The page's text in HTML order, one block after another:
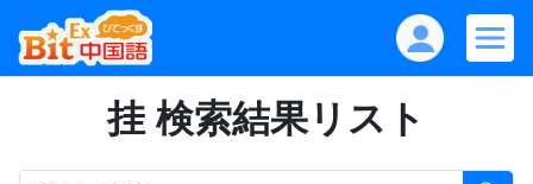
挂 検索結果リスト